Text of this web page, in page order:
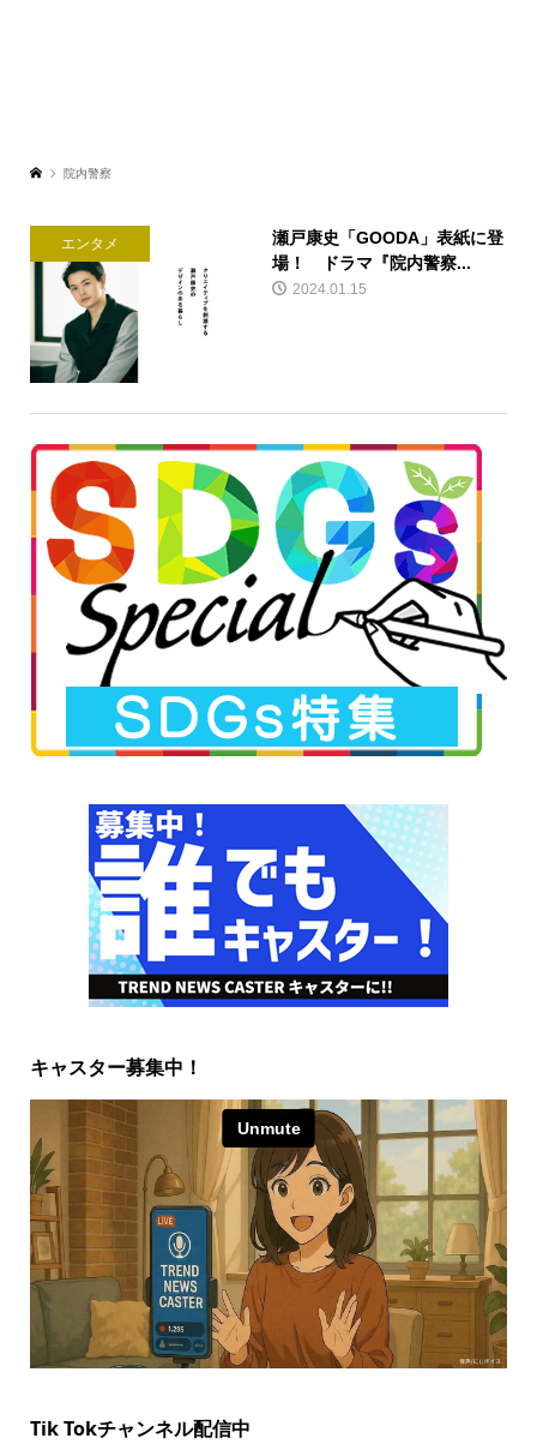
院内警察
エンタメ
瀬戸康史「GOODA」表紙に登
場！ ドラマ『院内警察...
2024.01.15
キャスター募集中！
Tik Tokチャンネル配信中